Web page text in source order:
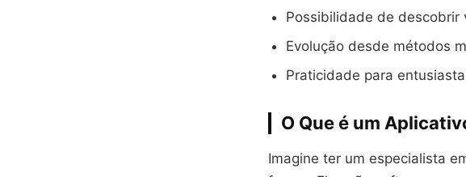
Possibilidade de descobrir
Evolução desde métodos
Praticidade para
O Que é um
Imagine ter um especialista